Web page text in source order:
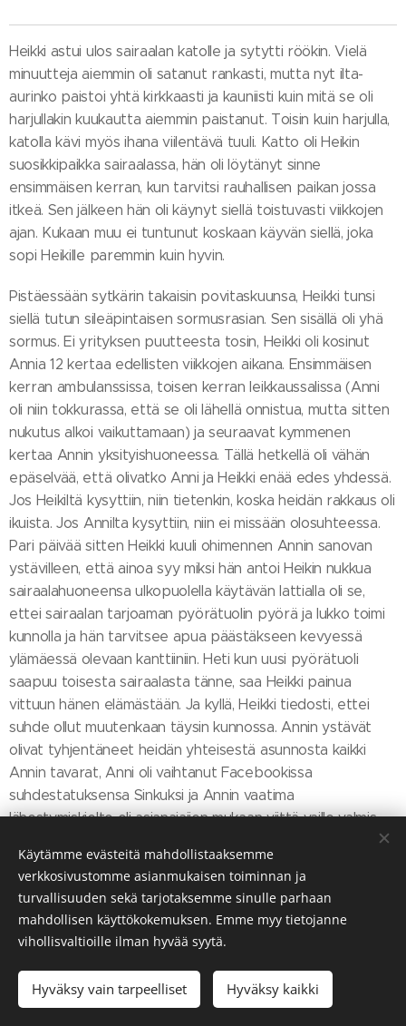
Heikki astui ulos sairaalan katolle ja sytytti röökin. Vielä
minuutteja aiemmin oli satanut rankasti, mutta nyt ilta-
aurinko paistoi yhtä kirkkaasti ja kauniisti kuin mitä se oli
harjullakin kuukautta aiemmin paistanut. Toisin kuin harjulla,
katolla kävi myös ihana viilentävä tuuli. Katto oli Heikin
suosikkipaikka sairaalassa, hän oli löytänyt sinne
ensimmäisen kerran, kun tarvitsi rauhallisen paikan jossa
itkeä. Sen jälkeen hän oli käynyt siellä toistuvasti viikkojen
ajan. Kukaan muu ei tuntunut koskaan käyvän siellä, joka
sopi Heikille paremmin kuin hyvin.
Pistäessään sytkärin takaisin povitaskuunsa, Heikki tunsi
siellä tutun sileäpintaisen sormusrasian. Sen sisällä oli yhä
sormus. Ei yrityksen puutteesta tosin, Heikki oli kosinut
Annia 12 kertaa edellisten viikkojen aikana. Ensimmäisen
kerran ambulanssissa, toisen kerran leikkaussalissa (Anni
oli niin tokkurassa, että se oli lähellä onnistua, mutta sitten
nukutus alkoi vaikuttamaan) ja seuraavat kymmenen
kertaa Annin yksityishuoneessa. Tällä hetkellä oli vähän
epäselvää, että olivatko Anni ja Heikki enää edes yhdessä.
Jos Heikiltä kysyttiin, niin tietenkin, koska heidän rakkaus oli
ikuista. Jos Annilta kysyttiin, niin ei missään olosuhteessa.
Pari päivää sitten Heikki kuuli ohimennen Annin sanovan
ystävilleen, että ainoa syy miksi hän antoi Heikin nukkua
sairaalahuoneensa ulkopuolella käytävän lattialla oli se,
ettei sairaalan tarjoaman pyörätuolin pyörä ja lukko toimi
kunnolla ja hän tarvitsee apua päästäkseen kevyessä
ylämäessä olevaan kanttiiniin. Heti kun uusi pyörätuoli
saapuu toisesta sairaalasta tänne, saa Heikki painua
vittuun hänen elämästään. Ja kyllä, Heikki tiedosti, ettei
suhde ollut muutenkaan täysin kunnossa. Annin ystävät
olivat tyhjentäneet heidän yhteisestä asunnosta kaikki
Annin tavarat, Anni oli vaihtanut Facebookissa
suhdestatuksensa Sinkuksi ja Annin vaatima
lähestymiskielto oli asianajajien mukaan viittä vaille valmis.
olisivat täysin kierrettävissä The Art of The Dealin sekä
muutaman tosi hyvin valitun laulun avulla. Annin selkä, sen
sijaan. Se este vaatisi vähän enemmän kiertämistä.
Hyvä uutinen oli, ettei Anni ollut halvaantunut. Huono
uutinen oli, että kuntoutus oli vähintäänkin vuoden kestävä
ja suoritettiin kokonaisuudessaan sairaalan yhteydessä.
Käytämme evästeitä mahdollistaaksemme
verkkosivustomme asianmukaisen toiminnan ja
turvallisuuden sekä tarjotaksemme sinulle parhaan
mahdollisen käyttökokemuksen. Emme myy tietojanne
vihollisvaltioille ilman hyvää syytä.
Hyväksy vain tarpeelliset Hyväksy kaikki